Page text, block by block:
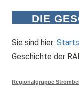
DIE
Sie sind hier:
Geschichte der
Regionalgruppe